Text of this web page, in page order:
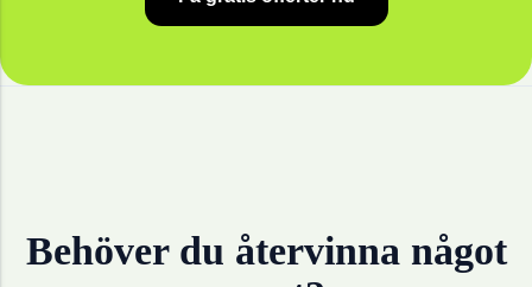
Behöver du återvinna något